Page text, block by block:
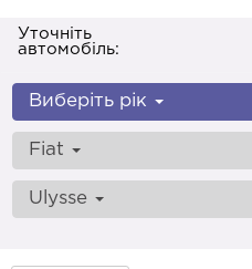
Уточніть
автомобіль:
Виберіть рік
Fiat
Ulysse